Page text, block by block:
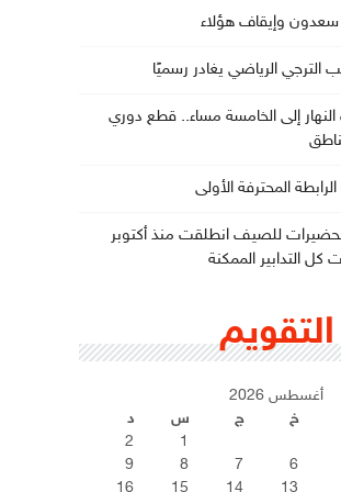
سعدون وإيقاف هؤلاء
الترجي الرياضي يغادر رسميًا
إلى الخامسة مساء.. قطع دوري
المحترفة الأولى
للصيف انطلقت منذ أكتوبر
التقويم
أغسطس 2026
خ ج س
د
1
2
6
7
8
9
13
14
15
16